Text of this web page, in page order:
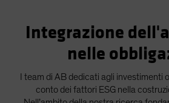
Integrazione
nelle
I team di AB dedicati agli investimenti
conto dei fattori ESG nella